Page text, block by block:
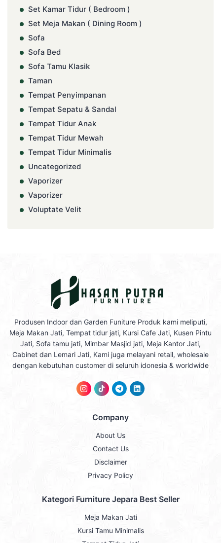
Set Kamar Tidur ( Bedroom )
Set Meja Makan ( Dining Room )
Sofa
Sofa Bed
Sofa Tamu Klasik
Taman
Tempat Penyimpanan
Tempat Sepatu & Sandal
Tempat Tidur Anak
Tempat Tidur Mewah
Tempat Tidur Minimalis
Uncategorized
Vaporizer
Vaporizer
Voluptate Velit
Produsen Indoor dan Garden Funiture Produk kami meliputi,
Meja Makan Jati, Tempat tidur jati, Kursi Cafe Jati, Kusen Pintu
Jati, Sofa tamu jati, Mimbar Masjid jati, Meja Kantor Jati,
Cabinet dan Lemari Jati, Kami juga melayani retail, wholesale
dengan kebutuhan customer di seluruh idonesia & worldwide
Company
About Us
Contact Us
Disclaimer
Privacy Policy
Kategori Furniture Jepara Best Seller
Meja Makan Jati
Kursi Tamu Minimalis